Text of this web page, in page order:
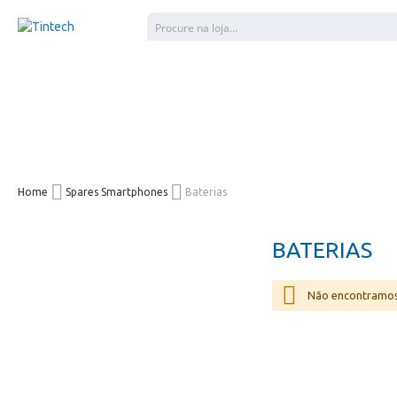
Home Spares Smartphones Baterias
BATERIAS
Não